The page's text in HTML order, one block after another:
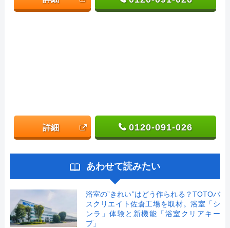
詳細 0120-091-026
あわせて読みたい
浴室の”きれい”はどう作られる？TOTOバ
スクリエイト佐倉工場を取材。浴室「シ
ンラ」体験と新機能「浴室クリアキー
プ」